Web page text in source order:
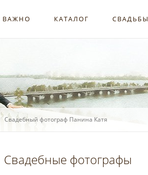
ВАЖНО КАТАЛОГ СВАДЬБЫ
Свадебный фотограф Панина Катя
Свадебные фотографы